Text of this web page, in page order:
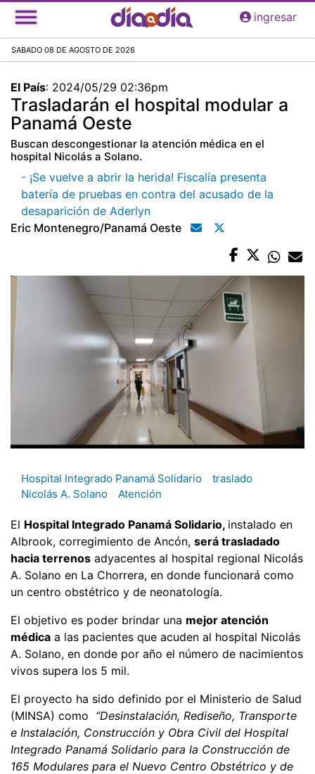
Pasar
al
principal
ingresar
SABADO 08 DE AGOSTO DE 2026
El País: 2024/05/29 02:36pm
Trasladarán el hospital modular a
Panamá Oeste
Buscan descongestionar la atención médica en el
hospital Nicolás a Solano.
- ¡Se vuelve a abrir la herida! Fiscalía presenta
batería de pruebas en contra del acusado de la
desaparición de Aderlyn
Eric Montenegro/panamá Oeste
Hospital Integrado Panamá Solidario
traslado
Nicolás A. Solano
Atención
El Hospital Integrado Panamá Solidario, instalado en
Albrook, corregimiento de Ancón, será trasladado
hacia terrenos adyacentes al hospital regional Nicolás
A. Solano en La Chorrera, en donde funcionará como
un centro obstétrico y de neonatología.
El objetivo es poder brindar una mejor atención
médica a las pacientes que acuden al hospital Nicolás
A. Solano, en donde por año el número de nacimientos
vivos supera los 5 mil.
El proyecto ha sido definido por el Ministerio de Salud
(MINSA) como “Desinstalación, Rediseño, Transporte
e Instalación, Construcción y Obra Civil del Hospital
Integrado Panamá Solidario para la Construcción de
165 Modulares para el Nuevo Centro Obstétrico y de